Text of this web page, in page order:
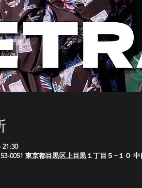
21:30
0051 東京都目黒区上目黒１丁目５−１０